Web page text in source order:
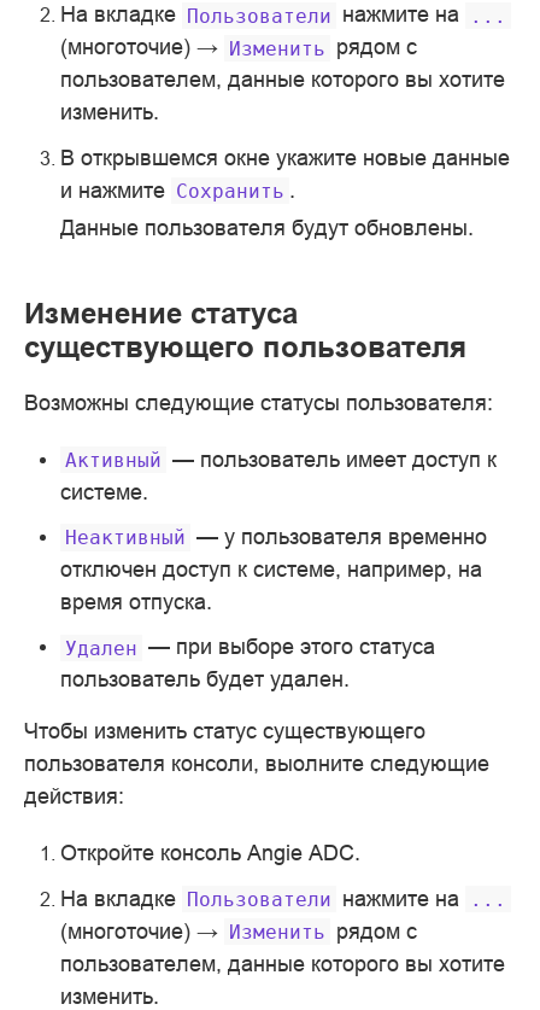
На вкладке Пользователи нажмите на ...
(многоточие) → Изменить рядом с
пользователем, данные которого вы хотите
изменить.
В открывшемся окне укажите новые данные
и нажмите Сохранить .
Данные пользователя будут обновлены.
Изменение статуса
существующего пользователя
Возможны следующие статусы пользователя:
Активный — пользователь имеет доступ к
системе.
Неактивный — у пользователя временно
отключен доступ к системе, например, на
время отпуска.
Удален — при выборе этого статуса
пользователь будет удален.
Чтобы изменить статус существующего
пользователя консоли, выолните следующие
действия:
Откройте консоль Angie ADC.
На вкладке Пользователи нажмите на ...
(многоточие) → Изменить рядом с
пользователем, данные которого вы хотите
изменить.